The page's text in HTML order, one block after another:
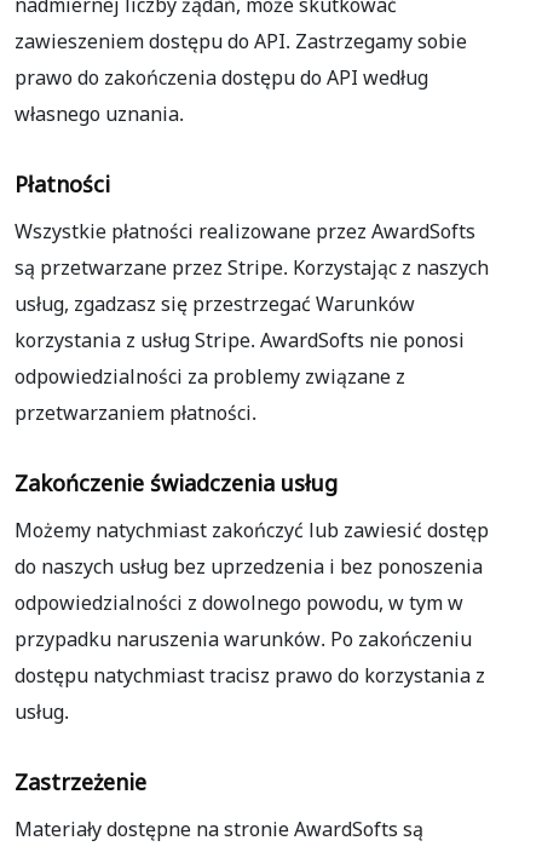
zawieszeniem dostępu do API. Zastrzegamy sobie
prawo do zakończenia dostępu do API według
własnego uznania.
Płatności
Wszystkie płatności realizowane przez AwardSofts
są przetwarzane przez Stripe. Korzystając z naszych
usług, zgadzasz się przestrzegać Warunków
korzystania z usług Stripe. AwardSofts nie ponosi
odpowiedzialności za problemy związane z
przetwarzaniem płatności.
Zakończenie świadczenia usług
Możemy natychmiast zakończyć lub zawiesić dostęp
do naszych usług bez uprzedzenia i bez ponoszenia
odpowiedzialności z dowolnego powodu, w tym w
przypadku naruszenia warunków. Po zakończeniu
dostępu natychmiast tracisz prawo do korzystania z
usług.
Zastrzeżenie
Materiały dostępne na stronie AwardSofts są